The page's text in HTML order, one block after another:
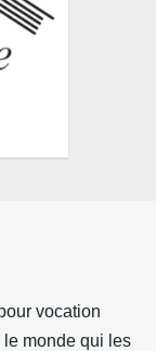
vocation
le monde qui les